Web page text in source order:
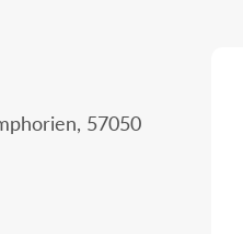
57050